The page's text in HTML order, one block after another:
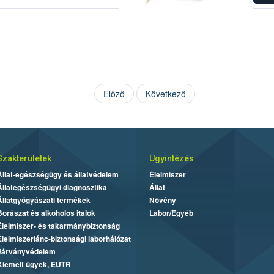
Előző Következő
egészségügy és állatvédelem
diagnosztika
termékek
és alkoholos italok
és takarmánybiztonság
biztonsági laborhálózat
ügyek, EUTR
Ügyintézés
Élelmiszer
Állat
Növény
Labor/Egyéb